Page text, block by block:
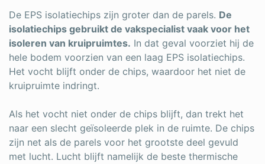
De EPS isolatiechips zijn groter dan de parels. De
isolatiechips gebruikt de vakspecialist vaak voor het
isoleren van kruipruimtes. In dat geval voorziet hij de
hele bodem voorzien van een laag EPS isolatiechips.
Het vocht blijft onder de chips, waardoor het niet de
kruipruimte indringt.
Als het vocht niet onder de chips blijft, dan trekt het
naar een slecht geïsoleerde plek in de ruimte. De chips
zijn net als de parels voor het grootste deel gevuld
met lucht. Lucht blijft namelijk de beste thermische